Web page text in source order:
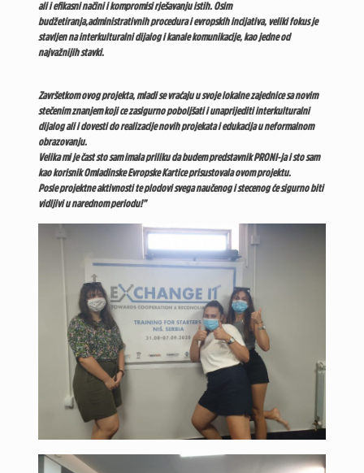
ali i efikasni načini i kompromisi rješavanju istih. Osim
budžetiranja,administrativnih procedura i evropskih incijativa, veliki fokus je
stavljen na interkulturalni dijalog i kanale komunikacije, kao jedne od
najvažnijih stavki.
Završetkom ovog projekta, mladi se vraćaju u svoje lokalne zajednice sa novim
stečenim znanjem koji ce zasigurno poboljšati i unaprijediti interkulturalni
dijalog ali i dovesti do realizacije novih projekata i edukacija u neformalnom
obrazovanju.
Velika mi je čast sto sam imala priliku da budem predstavnik PRONI-ja i sto sam
kao korisnik Omladinske Evropske Kartice prisustovala ovom projektu.
Posle projektne aktivnosti te plodovi svega naučenog i stecenog će sigurno biti
vidljivi u narednom periodu!”